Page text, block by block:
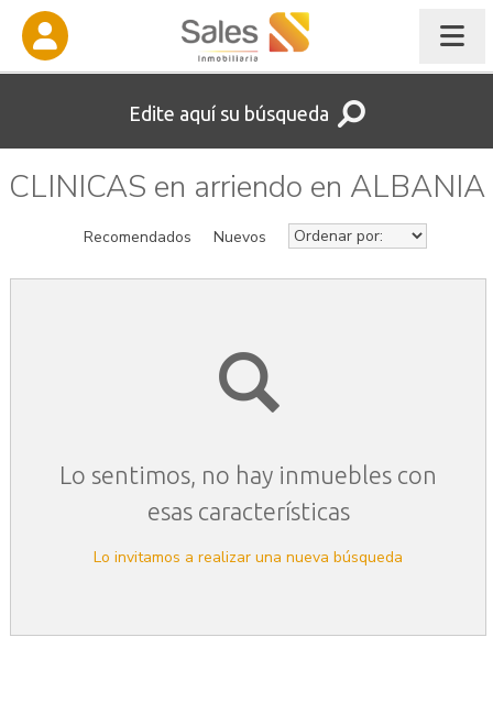
Edite aquí su búsqueda
CLINICAS en arriendo en ALBANIA
Recomendados Nuevos
Lo sentimos, no hay inmuebles con
esas características
Lo invitamos a realizar una nueva búsqueda